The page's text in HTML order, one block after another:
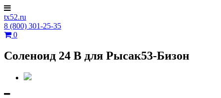
tx52.ru
8 (800) 301-25-35
0
Соленоид 24 В для Рысак53-Бизон